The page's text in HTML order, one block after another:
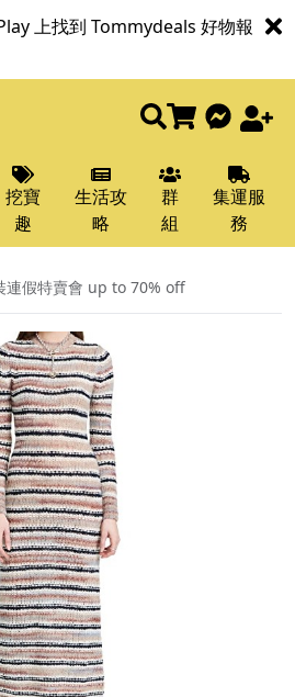
上找到 Tommydeals 好物報
挖寶
趣
生活攻
略
群
組
集運服
務
連假特賣會 up to 70% off